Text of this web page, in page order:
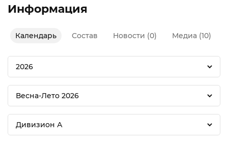
Информация
Календарь Состав Новости (0) Медиа (10)
2026
Весна-Лето 2026
Дивизион А